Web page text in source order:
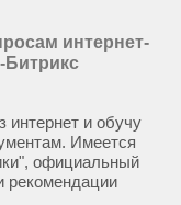
интернет-
Битрикс
интернет и обучу
Имеется
официальный
рекомендации